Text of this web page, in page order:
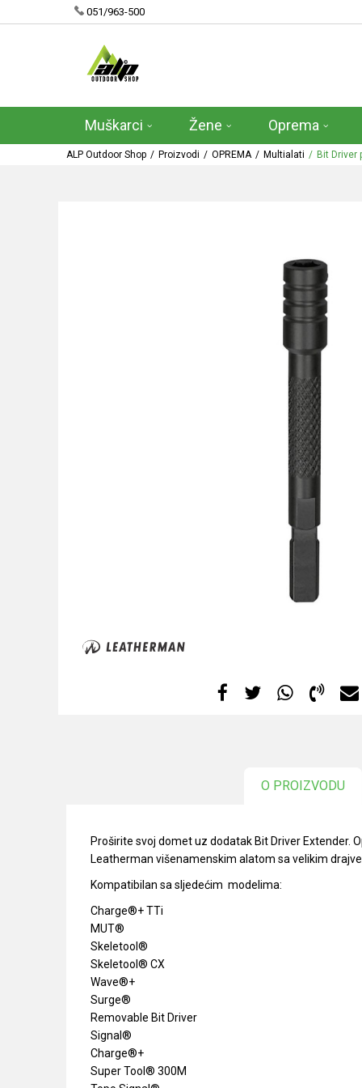
051/963-500
Muškarci Žene Oprema
ALP Outdoor Shop Proizvodi OPREMA Multialati Bit Driver
O PROIZVODU
Proširite svoj domet uz dodatak Bit Driver Extender.
Leatherman višenamenskim alatom sa velikim
Kompatibilan sa sljedećim modelima:
Charge®+ TTi
MUT®
Skeletool®
Skeletool® CX
Wave®+
Surge®
Removable Bit Driver
Signal®
Charge®+
Super Tool® 300M